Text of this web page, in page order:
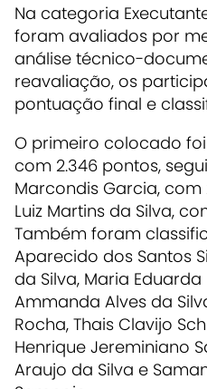
Na categoria
foram avaliados por
análise técnico-
reavaliação, os
pontuação final e
O primeiro colocado foi
com 2.346 pontos,
Marcondis Garcia, com
Luiz Martins da Silva,
Também foram
Aparecido dos Santos
da Silva, Maria
Ammanda Alves da
Rocha, Thais Clavijo
Henrique Jereminiano
Araujo da Silva e